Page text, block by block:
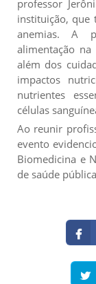
professor
instituição, que
anemias. A
alimentação
além dos
impactos
nutrientes
células
Ao reunir
evento
Biomedicina e
de saúde